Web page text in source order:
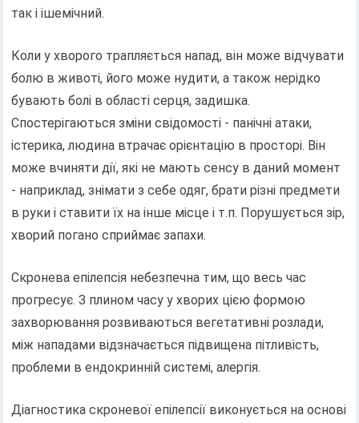
так і ішемічний.
Коли у хворого трапляється напад, він може відчувати
болю в животі, його може нудити, а також нерідко
бувають болі в області серця, задишка.
Спостерігаються зміни свідомості - панічні атаки,
істерика, людина втрачає орієнтацію в просторі. Він
може вчиняти дії, які не мають сенсу в даний момент
- наприклад, знімати з себе одяг, брати різні предмети
в руки і ставити їх на інше місце і т.п. Порушується зір,
хворий погано сприймає запахи.
Скронева епілепсія небезпечна тим, що весь час
прогресує. З плином часу у хворих цією формою
захворювання розвиваються вегетативні розлади,
між нападами відзначається підвищена пітливість,
проблеми в ендокринній системі, алергія.
Діагностика скроневої епілепсії виконується на основі